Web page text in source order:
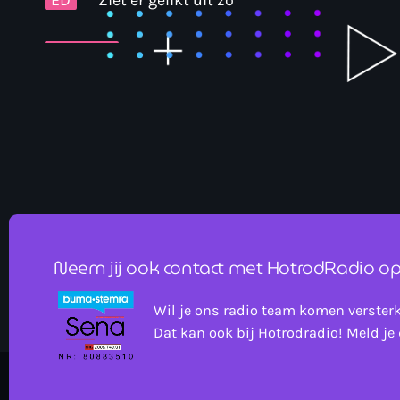
DIEPIE01
Top website, laatste puntjes op de
werkt ook top.
Neem jij ook contact met HotrodRadio
Wil je ons radio team komen
Dat kan ook bij Hotrodradio! Meld